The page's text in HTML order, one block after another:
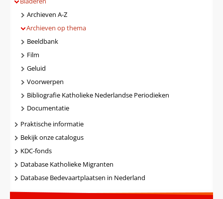
Archieven A-Z
Archieven op thema
Beeldbank
Film
Geluid
Voorwerpen
Bibliografie Katholieke Nederlandse Periodieken
Documentatie
Praktische informatie
Bekijk onze catalogus
KDC-fonds
Database Katholieke Migranten
Database Bedevaartplaatsen in Nederland